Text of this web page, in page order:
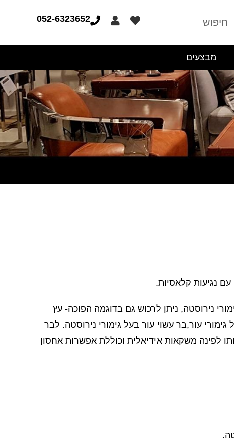
052-6323652
מבצעים
עם נגיעות קלאסיות.
נירוסטה, ניתן לרכוש גם בדוגמה הפוכה- עץ
עור,בר עשוי עור בעל גימורי נירוסטה. לבר
לפינה משקאות אידיאלית וכוללת אפשרות אחסון